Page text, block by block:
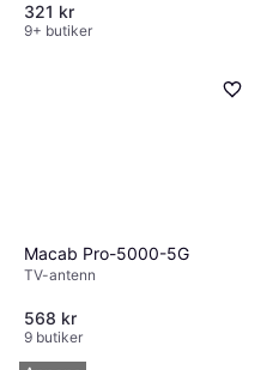
321 kr
9+ butiker
Macab Pro-5000-5G
TV-antenn
568 kr
9 butiker